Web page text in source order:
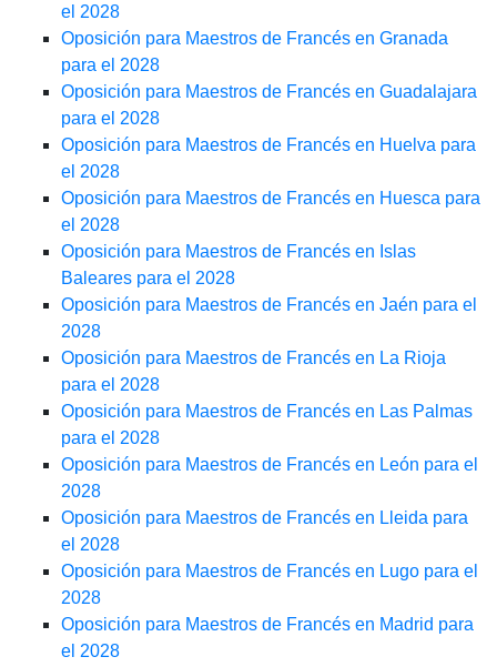
el 2028
Oposición para Maestros de Francés en Granada
para el 2028
Oposición para Maestros de Francés en Guadalajara
para el 2028
Oposición para Maestros de Francés en Huelva para
el 2028
Oposición para Maestros de Francés en Huesca para
el 2028
Oposición para Maestros de Francés en Islas
Baleares para el 2028
Oposición para Maestros de Francés en Jaén para el
2028
Oposición para Maestros de Francés en La Rioja
para el 2028
Oposición para Maestros de Francés en Las Palmas
para el 2028
Oposición para Maestros de Francés en León para el
2028
Oposición para Maestros de Francés en Lleida para
el 2028
Oposición para Maestros de Francés en Lugo para el
2028
Oposición para Maestros de Francés en Madrid para
el 2028